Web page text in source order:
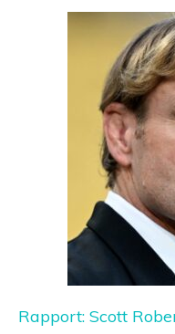
Rapport: Scott